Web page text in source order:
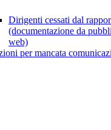
Dirigenti cessati dal
(documentazione da
web)
per mancata